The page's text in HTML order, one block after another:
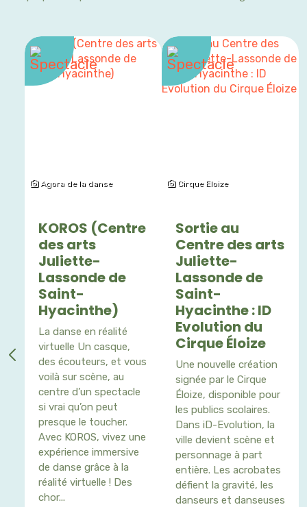
Agora de la danse
KOROS (Centre
des arts
Juliette-
Lassonde de
Saint-
Hyacinthe)
La danse en réalité
virtuelle Un casque,
des écouteurs, et vous
voilà sur scène, au
centre d’un spectacle
si vrai qu’on peut
presque le toucher.
Avec KOROS, vivez une
expérience immersive
de danse grâce à la
réalité virtuelle ! Des
chor...
Cirque Eloize
Sortie au
Centre des arts
Juliette-
Lassonde de
Saint-
Hyacinthe : ID
Evolution du
Cirque Éloize
Une nouvelle création
signée par le Cirque
Éloize, disponible pour
les publics scolaires.
Dans iD-Evolution, la
ville devient scène et
personnage à part
entière. Les acrobates
défient la gravité, les
danseurs et danseuses